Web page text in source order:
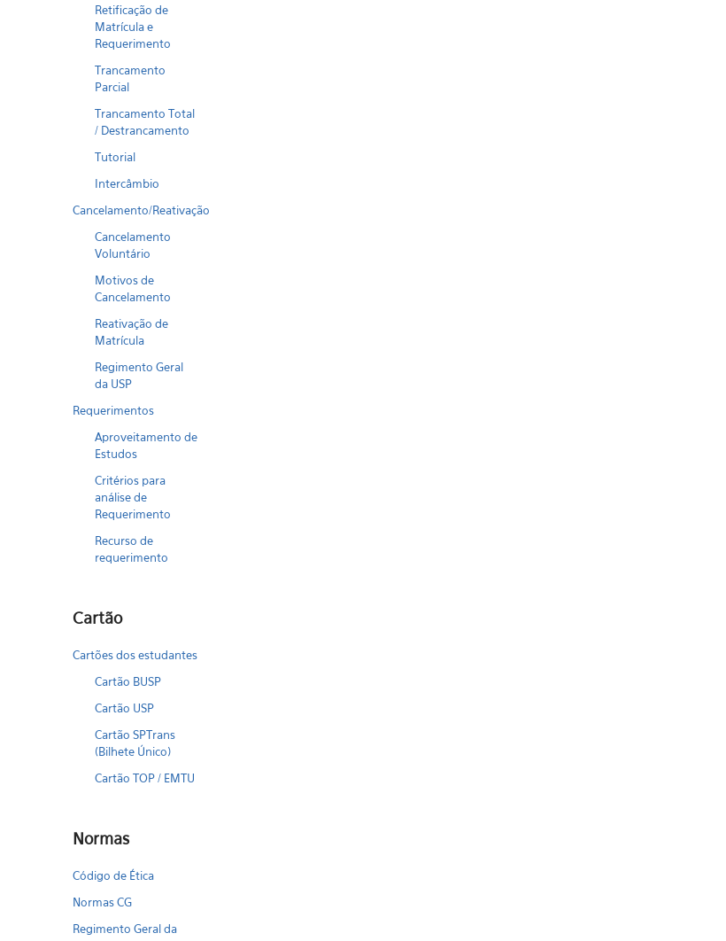
Retificação de
Matrícula e
Requerimento
Trancamento
Parcial
Trancamento Total
/ Destrancamento
Tutorial
Intercâmbio
Cancelamento/Reativação
Cancelamento
Voluntário
Motivos de
Cancelamento
Reativação de
Matrícula
Regimento Geral
da USP
Requerimentos
Aproveitamento de
Estudos
Critérios para
análise de
Requerimento
Recurso de
requerimento
Cartão
Cartões dos estudantes
Cartão BUSP
Cartão USP
Cartão SPTrans
(Bilhete Único)
Cartão TOP / EMTU
Normas
Código de Ética
Normas CG
Regimento Geral da